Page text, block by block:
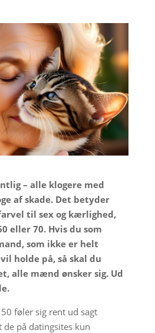
– alle klogere med
af skade. Det betyder
til sex og kærlighed,
eller 70. Hvis du som
som ikke er helt
holde på, så skal du
alle mænd ønsker sig. Ud
føler sig rent ud sagt
på datingsites kun